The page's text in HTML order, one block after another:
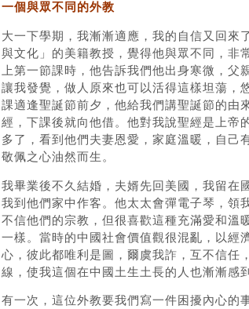
一個與眾不同的外教
大一下學期，我漸漸適應，我的自信又回來
與文化」的美籍教授，覺得他與眾不同，非
上第一節課時，他告訴我們他出身寒微，
讓我發覺，做人原來也可以活得這樣坦蕩，
課適逢聖誕節前夕，他給我們講聖誕節的由
經，下課後就向他借。他對我說聖經是上帝
多了，看到他們夫妻恩愛，家庭溫暖，自己
敬佩之心油然而生。
我畢業後不久結婚，夫婿先回美國，我留在
我到他們家中作客。他太太會彈電子琴，領
不信他們的宗教，但很喜歡這種充滿愛和溫
一樣。當時的中國社會價值觀很混亂，以經
心，彼此都唯利是圖，爾虞我詐，互不信任
線，使我這個在中國土生土長的人也漸漸感
有一次，這位外教要我們寫一件困擾內心的